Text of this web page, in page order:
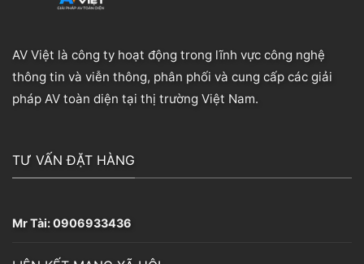
AV Việt là công ty hoạt động trong lĩnh vực công nghệ
thông tin và viễn thông, phân phối và cung cấp các giải
pháp AV toàn diện tại thị trường Việt Nam.
TƯ VẤN ĐẶT HÀNG
Mr Tài:0906933436